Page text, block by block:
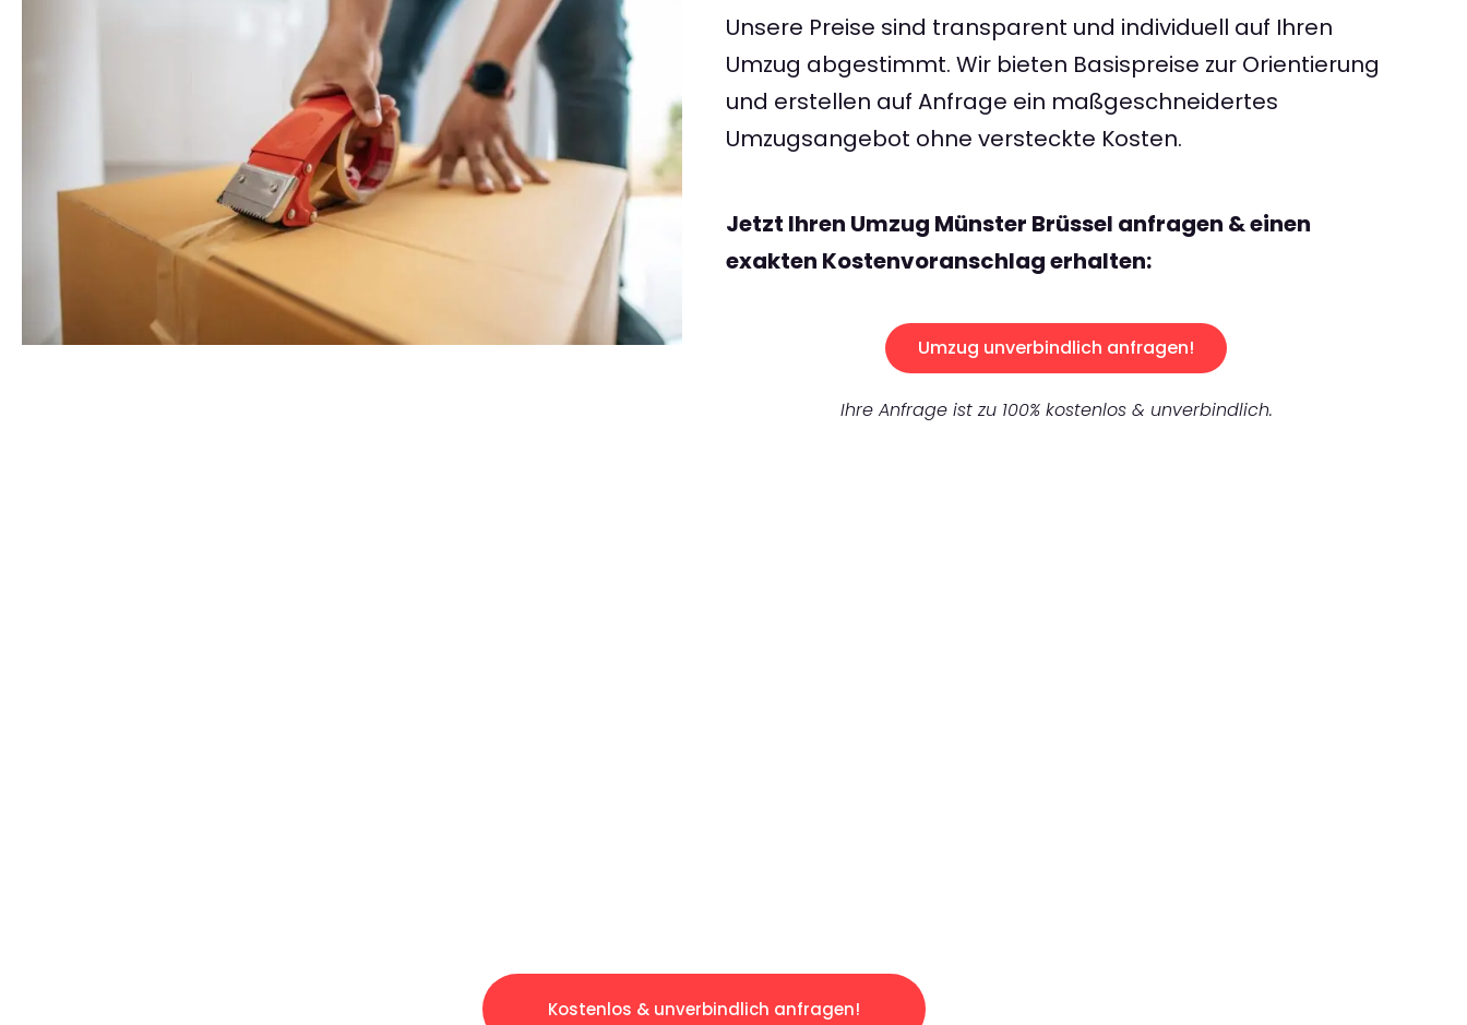
Unsere Preise sind transparent und individuell auf Ihren
Umzug abgestimmt. Wir bieten Basispreise zur Orientierung
und erstellen auf Anfrage ein maßgeschneidertes
Umzugsangebot ohne versteckte Kosten.
Jetzt Ihren Umzug Münster Brüssel anfragen & einen
exakten Kostenvoranschlag erhalten:
Umzug unverbindlich anfragen!
Ihre Anfrage ist zu 100% kostenlos & unverbindlich.
Kostenlos & unverbindlich anfragen!